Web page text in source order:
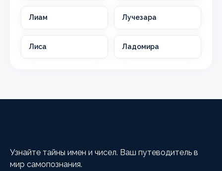
Лиам Лучезара
Лиса Ладомира
Узнайте тайны имен и чисел. Ваш путеводитель в
мир самопознания.